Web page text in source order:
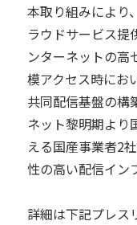
本取り組みにより
ラウドサービス提
ンターネットの高
模アクセス時にお
共同配信基盤の構
ネット黎明期より
える国産事業者2
性の高い配信イン
詳細は下記プレス